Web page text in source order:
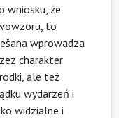
wniosku, że
to
wprowadza
charakter
ale też
wydarzeń i
widzialne i